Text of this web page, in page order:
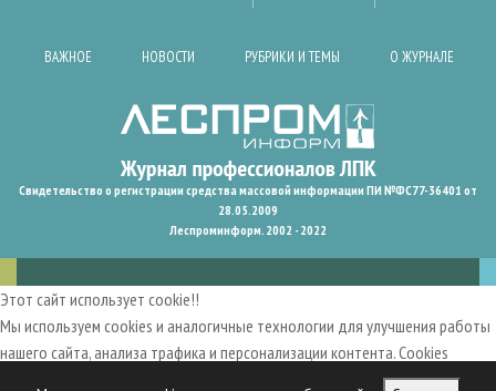
ВАЖНОЕ НОВОСТИ РУБРИКИ И ТЕМЫ О ЖУРНАЛЕ
Свидетельство о регистрации средства массовой информации ПИ №ФС77-36401 от
28.05.2009
Леспроминформ. 2002 - 2022
Этот сайт использует cookie!!
Мы используем cookies и аналогичные технологии для улучшения работы
нашего сайта, анализа трафика и персонализации контента. Cookies